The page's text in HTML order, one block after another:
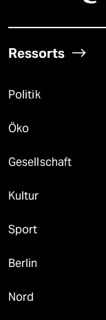
Ressorts
Politik
Öko
Gesellschaft
Kultur
Sport
Berlin
Nord